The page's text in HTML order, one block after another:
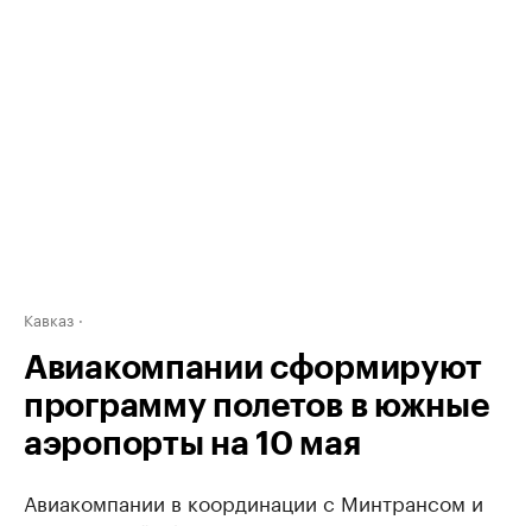
Кавказ
Авиакомпании сформируют
программу полетов в южные
аэропорты на 10 мая
Авиакомпании в координации с Минтрансом и